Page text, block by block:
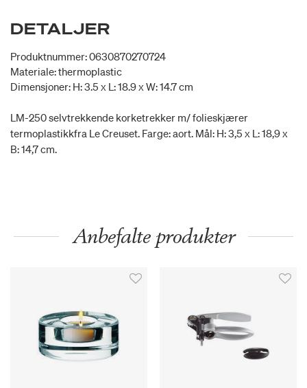
DETALJER
Produktnummer: 0630870270724
Materiale: thermoplastic
Dimensjoner: H: 3.5 x L: 18.9 x W: 14.7 cm
LM-250 selvtrekkende korketrekker m/ folieskjærer
termoplastikkfra Le Creuset. Farge: aort. Mål: H: 3,5 x L: 18,9 x
B: 14,7 cm.
Anbefalte produkter